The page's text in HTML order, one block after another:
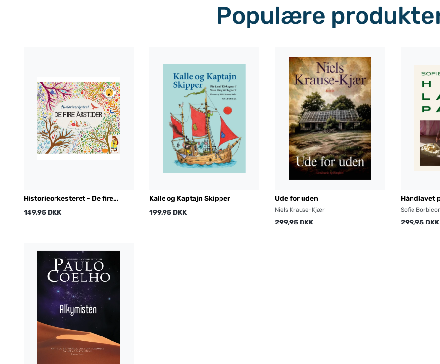
Populære
Historieorkesteret - De fire
årstider
149,95 DKK
Kalle og Kaptajn Skipper
199,95 DKK
Ude for uden
Niels Krause-Kjær
299,95 DKK
Håndlavet
Sofie
299,95 DKK